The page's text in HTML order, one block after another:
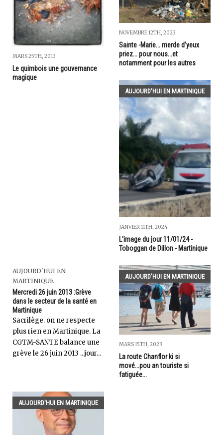
MARS 25TH, 2013
Le quimbois une gouvernance
magique
NOVEMBRE 12TH, 2023
Sainte -Marie... merde d'yeux
priez... pour nous...et
notamment pour les autres
AUJOURD'HUI EN MARTINIQUE
JANVIER 11TH, 2024
L'image du jour 11/01/24 -
Toboggan de Dillon - Martinique
AUJOURD'HUI EN
MARTINIQUE
Mercredi 26 juin 2013 :Grève
dans le secteur de la santé en
Martinique
Sacrilège. on ne respecte
plus rien en Martinique. La
CGTM-SANTE balance une
grève le 26 juin 2013 ...jour...
AUJOURD'HUI EN MARTINIQUE
MARS 15TH, 2023
La route Chanflor ki si
mové...pou an touriste si
fatiguée...
AUJOURD'HUI EN MARTINIQUE